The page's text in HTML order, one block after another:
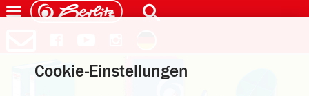
Cookie-Einstellungen